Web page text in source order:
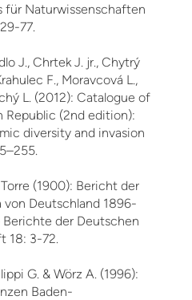
für Naturwissenschaften
77.
J., Chrtek J. jr., Chytrý
F., Moravcová L.,
L. (2012): Catalogue of
Re­public (2nd edition):
diversity and invasion
(1900): Bericht der
von Deutschland 1896-
Berichte der Deutschen
18: 3-72.
G. & Wörz A. (1996):
Baden-